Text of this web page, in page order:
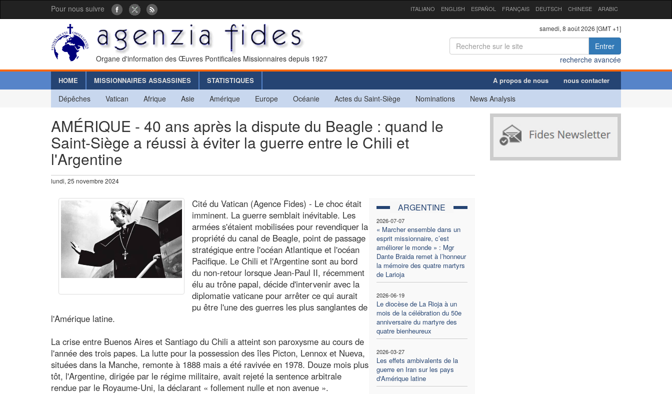
Pour nous suivre ITALIANO ENGLISH ESPAÑOL FRANÇAIS DEUTSCH CHINESE ARABIC
Organe d'information des Œuvres Pontificales Missionnaires depuis 1927
samedi, 8 août 2026 [GMT +1]
Entrer
recherche avancée
HOME MISSIONNAIRES ASSASSINES STATISTIQUES A propos de nous nous contacter
Dépêches Vatican Afrique Asie Amérique Europe Océanie Actes du Saint-Siège Nominations News Analysis
AMÉRIQUE - 40 ans après la dispute du Beagle : quand le
Saint-Siège a réussi à éviter la guerre entre le Chili et
l'Argentine
lundi, 25 novembre 2024
ARGENTINE
2026-07-07
« Marcher ensemble dans un
esprit missionnaire, c’est
améliorer le monde » : Mgr
Dante Braida remet à l’honneur
la mémoire des quatre martyrs
de Larioja
2026-06-19
Le diocèse de La Rioja à un
mois de la célébration du 50e
anniversaire du martyre des
quatre bienheureux
2026-03-27
Les effets ambivalents de la
guerre en Iran sur les pays
d'Amérique latine
Cité du Vatican (Agence Fides) - Le choc était
imminent. La guerre semblait inévitable. Les
armées s'étaient mobilisées pour revendiquer la
propriété du canal de Beagle, point de passage
stratégique entre l'océan Atlantique et l'océan
Pacifique. Le Chili et l'Argentine sont au bord
du non-retour lorsque Jean-Paul II, récemment
élu au trône papal, décide d'intervenir avec la
diplomatie vaticane pour arrêter ce qui aurait
pu être l'une des guerres les plus sanglantes de
l'Amérique latine.
La crise entre Buenos Aires et Santiago du Chili a atteint son paroxysme au cours de
l'année des trois papes. La lutte pour la possession des îles Picton, Lennox et Nueva,
situées dans la Manche, remonte à 1888 mais a été ravivée en 1978. Douze mois plus
tôt, l'Argentine, dirigée par le régime militaire, avait rejeté la sentence arbitrale
rendue par le Royaume-Uni, la déclarant « follement nulle et non avenue ».